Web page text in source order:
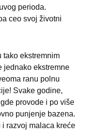
perioda.
ceo svoj životni
tako ekstremnim
jednako ekstremne
ranu polnu
Svake godine,
provode i po više
punjenje bazena.
razvoj malaca kreće